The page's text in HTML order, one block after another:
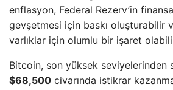
enflasyon, Federal Rezerv’in
gevşetmesi için baskı oluşturabilir
varlıklar için olumlu bir işaret
Bitcoin, son yüksek seviyelerinden
$68,500 civarında istikrar